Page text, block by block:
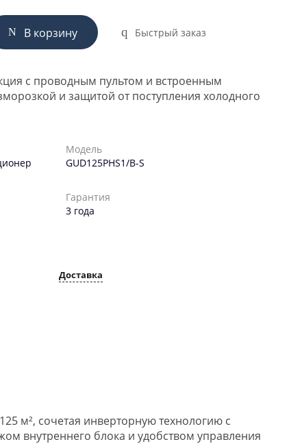
В корзину Быстрый заказ
с проводным пультом и встроенным
и защитой от поступления холодного
Модель
GUD125PHS1/B-S
Гарантия
3 года
Доставка
м², сочетая инверторную технологию с
внутреннего блока и удобством управления